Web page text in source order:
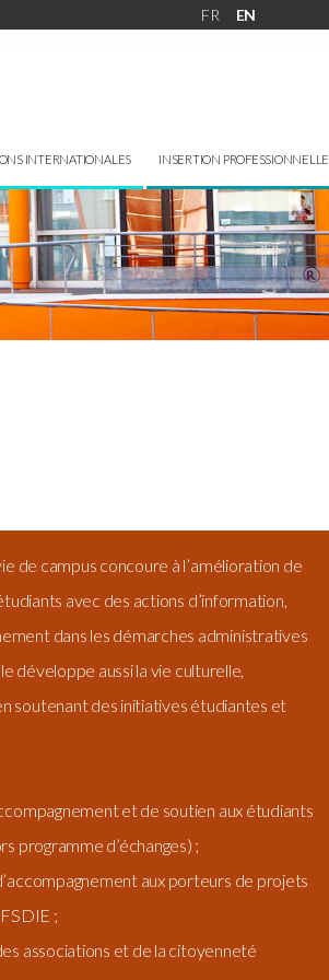
FR EN
INTERNATIONALES INSERTION PROFESSIONNELLE
de campus concoure à l’amélioration de
avec des actions d’information,
dans les démarches administratives
développe aussi la vie culturelle,
soutenant des initiatives étudiantes et
et de soutien aux étudiants
programme d’échanges) ;
aux porteurs de projets
;
associations et de la citoyenneté